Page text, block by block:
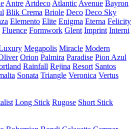
Antre Artdeco Atlantic Avenue Bayron
Blik Crema Briole Deco Deco Sky
Elemento Elite Enigma Eterna Felicity
Fluence Formwork Glent Imprint Interni
Megapolis Miracle Modern
Orion Palmira Paradise Pion Azul
Rainfall Rejina Resort Santos
Sonata Triangle Veronica Vertus
Long Stick Rugose Short Stick